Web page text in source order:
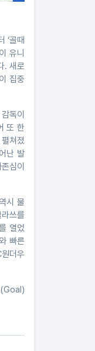
‘골때
유니
. 새로
집중
독이
또 한
쳐졌
난 발
심이
시 물
쓰를
열었
빠른
더우